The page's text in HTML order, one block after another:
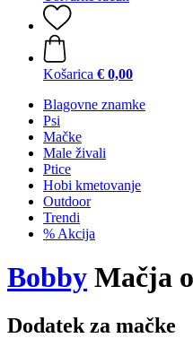
Košarica € 0,00
Blagovne znamke
Psi
Mačke
Male živali
Ptice
Hobi kmetovanje
Outdoor
Trendi
% Akcija
Bobby Mačja
Dodatek za mačke